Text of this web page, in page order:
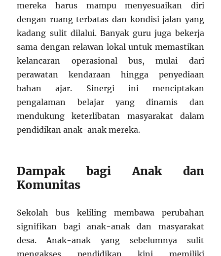
mereka harus mampu menyesuaikan diri
dengan ruang terbatas dan kondisi jalan yang
kadang sulit dilalui. Banyak guru juga bekerja
sama dengan relawan lokal untuk memastikan
kelancaran operasional bus, mulai dari
perawatan kendaraan hingga penyediaan
bahan ajar. Sinergi ini menciptakan
pengalaman belajar yang dinamis dan
mendukung keterlibatan masyarakat dalam
pendidikan anak-anak mereka.
Dampak bagi Anak dan
Komunitas
Sekolah bus keliling membawa perubahan
signifikan bagi anak-anak dan masyarakat
desa. Anak-anak yang sebelumnya sulit